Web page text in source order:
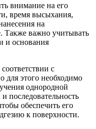
внимание на его
время высыхания,
на
Также важно учитывать
и основания
с
для этого необходимо
однородной
последовательность
обеспечить его
к поверхности.